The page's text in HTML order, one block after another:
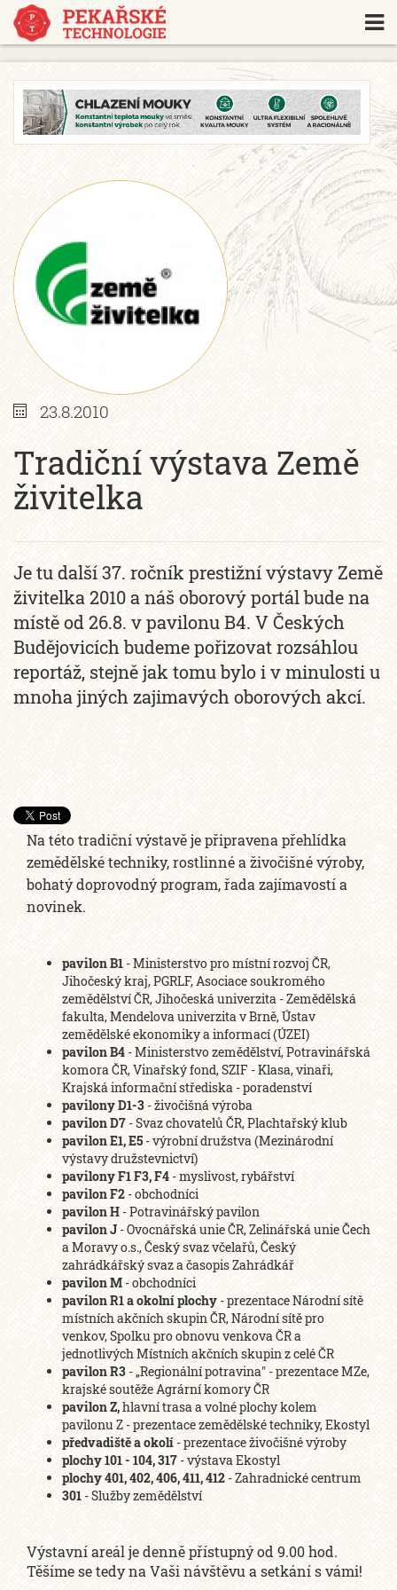
https://www.traditionrolex.com/18
23.8.2010
Tradiční výstava Země
živitelka
Je tu další 37. ročník prestižní výstavy Země
živitelka 2010 a náš oborový portál bude na
místě od 26.8. v pavilonu B4. V Českých
Budějovicích budeme pořizovat rozsáhlou
reportáž, stejně jak tomu bylo i v minulosti u
mnoha jiných zajimavých oborových akcí.
Na této tradiční výstavě je připravena přehlídka
zemědělské techniky, rostlinné a živočišné výroby,
bohatý doprovodný program, řada zajímavostí a
novinek.
pavilon B1 - Ministerstvo pro místní rozvoj ČR,
Jihočeský kraj, PGRLF, Asociace soukromého
zemědělství ČR, Jihočeská univerzita - Zemědělská
fakulta, Mendelova univerzita v Brně, Ústav
zemědělské ekonomiky a informací (ÚZEI)
pavilon B4 - Ministerstvo zemědělství, Potravinářská
komora ČR, Vinařský fond, SZIF - Klasa, vinaři,
Krajská informační střediska - poradenství
pavilony D1-3 - živočišná výroba
pavilon D7 - Svaz chovatelů ČR, Plachtařský klub
pavilon E1, E5 - výrobní družstva (Mezinárodní
výstavy družstevnictví)
pavilony F1 F3, F4 - myslivost, rybářství
pavilon F2 - obchodníci
pavilon H - Potravinářský pavilon
pavilon J - Ovocnářská unie ČR, Zelinářská unie Čech
a Moravy o.s., Český svaz včelařů, Český
zahrádkářský svaz a časopis Zahrádkář
pavilon M - obchodníci
pavilon R1 a okolní plochy - prezentace Národní sítě
místních akčních skupin ČR, Národní sítě pro
venkov, Spolku pro obnovu venkova ČR a
jednotlivých Místních akčních skupin z celé ČR
pavilon R3 - „Regionální potravina" - prezentace MZe,
krajské soutěže Agrární komory ČR
pavilon Z,hlavní trasa a volné plochy kolem
pavilonu Z - prezentace zemědělské techniky, Ekostyl
předvadiště a okolí - prezentace živočišné výroby
plochy 101 - 104, 317 - výstava Ekostyl
plochy 401, 402, 406, 411, 412 - Zahradnické centrum
301 - Služby zemědělství
Výstavní areál je denně přístupný od 9.00 hod.
Těšíme se tedy na Vaši návštěvu a setkání s vámi!